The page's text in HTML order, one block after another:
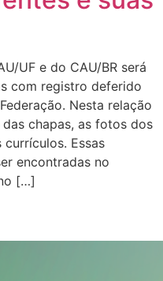
UF e do CAU/BR será
com registro deferido
Nesta relação
chapas, as fotos dos
Essas
encontradas no
[…]